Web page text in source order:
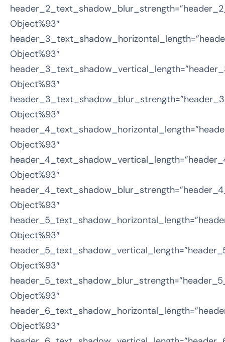
Object%93″
Object%93″
Object%93″
Object%93″
Object%93″
Object%93″
Object%93″
Object%93″
Object%93″
Object%93″
Object%93″